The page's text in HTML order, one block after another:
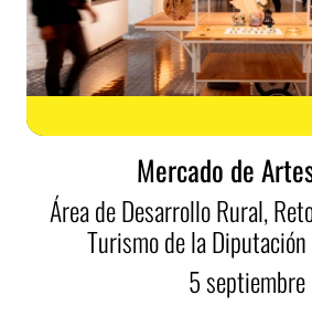
Mercado de
Área de Desarrollo Rural,
Turismo de la
5septiembre